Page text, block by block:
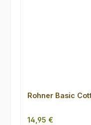
Rohner Basic
Regulärer Preis:
14,95 €